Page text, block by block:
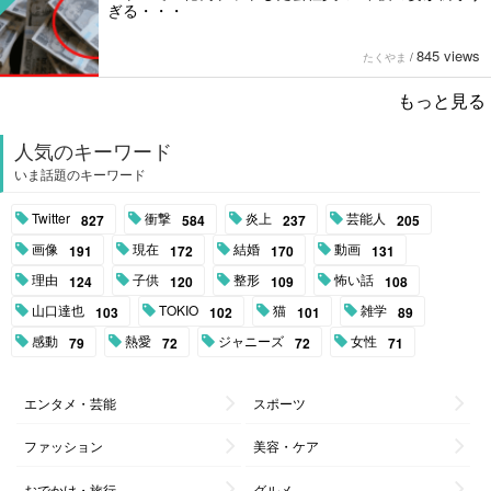
ぎる・・・
たくやま / 845 views
もっと見る
人気のキーワード
いま話題のキーワード
Twitter 827 衝撃 584 炎上 237 芸能人 205
画像 191 現在 172 結婚 170 動画 131
理由 124 子供 120 整形 109 怖い話 108
山口達也 103 TOKIO 102 猫 101 雑学 89
感動 79 熱愛 72 ジャニーズ 72 女性 71
エンタメ・芸能 スポーツ
ファッション 美容・ケア